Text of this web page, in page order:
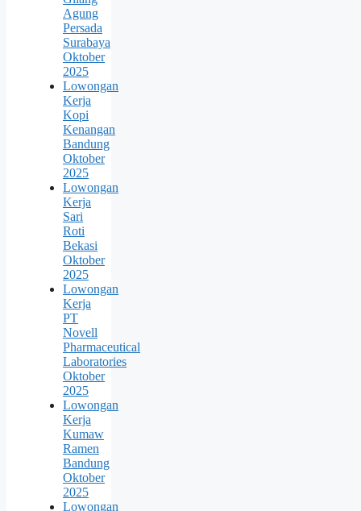
Agung
Persada
Surabaya
Oktober
2025
Lowongan
Kerja
Kopi
Kenangan
Bandung
Oktober
2025
Lowongan
Kerja
Sari
Roti
Bekasi
Oktober
2025
Lowongan
Kerja
PT
Novell
Pharmaceutical
Laboratories
Oktober
2025
Lowongan
Kerja
Kumaw
Ramen
Bandung
Oktober
2025
Lowongan